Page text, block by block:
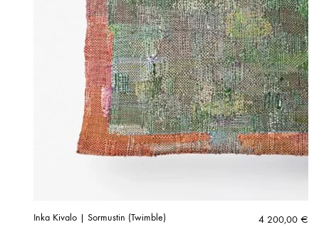
Inka Kivalo | Sormustin (Twimble) 4 200,00 €